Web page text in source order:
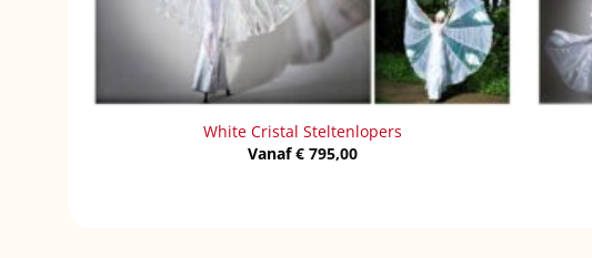
White Cristal Steltenlopers
Vanaf€795,00